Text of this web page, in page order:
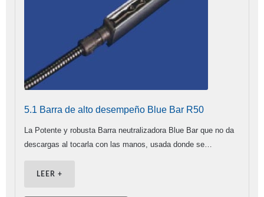
5.1 Barra de alto desempeño Blue Bar R50
La Potente y robusta Barra neutralizadora Blue Bar que no da
descargas al tocarla con las manos, usada donde se…
LEER +